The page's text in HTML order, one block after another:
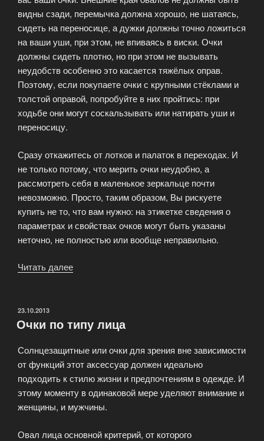
видны сзади, перемычка должна хорошо, не шатаясь,
сидеть на переносице, а дужки должны точно ложиться
на ваши уши, при этом, не впиваясь в виски. Очки
должны сидеть плотно, но при этом не вызывать
неудобств особенно это касается тяжёлых оправ.
Поэтому, если покупаете очки с крупными стёклами и
толстой оправой, попробуйте в них пройтись: при
ходьбе они могут соскальзывать или натирать уши и
переносицу.
Сразу откажитесь от лотков и палаток в переходах. И
не только потому, что мерить очки неудобно, а
рассмотреть себя в маленькое зеркальце почти
невозможно. Просто, таким образом, Вы рискуете
купить не то, что вам нужно: на этикетке сведения о
параметрах и свойствах очков могут быть указаны
неточно, не полностью или вообще неправильно.
Читать далее
ОПУБЛИКОВАНО
23.10.2013
Очки по типу лица
Солнцезащитные или очки для зрения вне зависимости
от функций этот аксессуар должен идеально
подходить к стилю жизни и предпочтениям в одежде. И
этому моменту в одинаковой мере уделяют внимание и
женщины, и мужчины.
Овал лица основной критерий, от которого